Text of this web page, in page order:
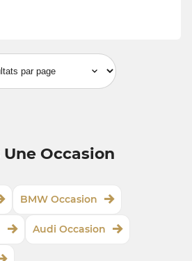
Une Occasion
BMW Occasion
Audi Occasion